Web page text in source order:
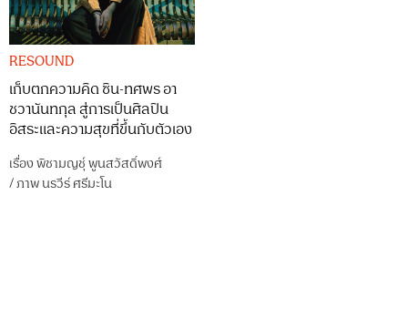
RESOUND
เก็บตกความคิด ซิน-ทศพร อา
ชวานันทกุล สู่การเป็นศิลปิน
อิสระและความสุขที่ขึ้นกับตัวเอง
เรื่องพิชามญชุ์ พูนสวัสดิ์พงศ์
/ภาพนรวีร์ ศรีมะโน